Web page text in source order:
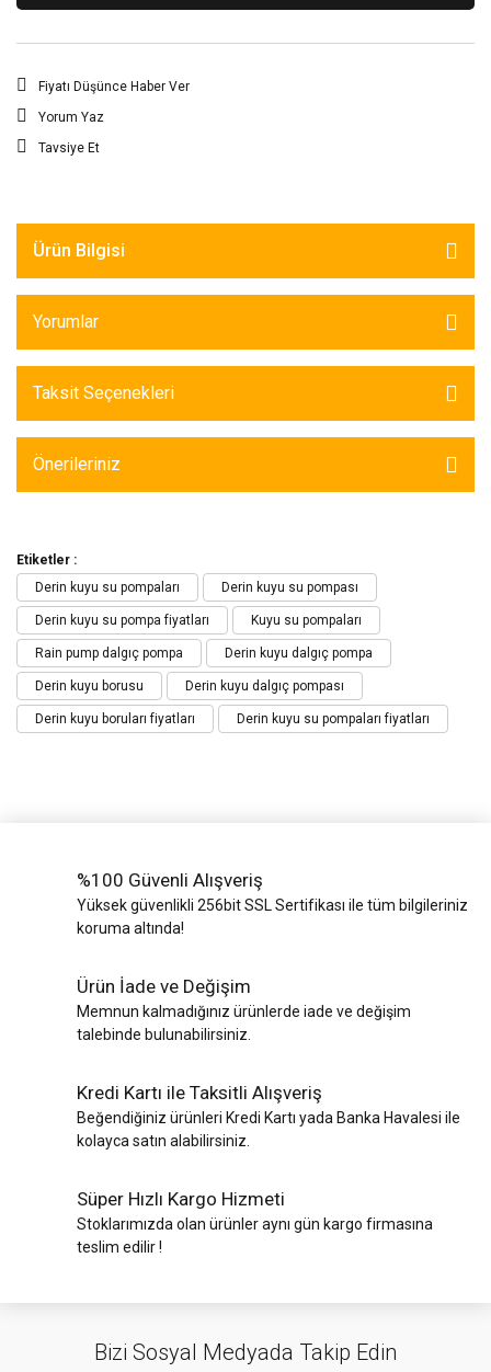
Fiyatı Düşünce Haber Ver
Yorum Yaz
Tavsiye Et
Ürün Bilgisi
Yorumlar
Taksit Seçenekleri
Önerileriniz
Etiketler :
Derin kuyu su pompaları
Derin kuyu su pompası
Derin kuyu su pompa fiyatları Kuyu su pompaları
Rain pump dalgıç pompa Derin kuyu dalgıç pompa
Derin kuyu borusu Derin kuyu dalgıç pompası
Derin kuyu boruları fiyatları Derin kuyu su pompaları fiyatları
%100 Güvenli Alışveriş
Yüksek güvenlikli 256bit SSL Sertifikası ile tüm bilgileriniz
koruma altında!
Ürün İade ve Değişim
Memnun kalmadığınız ürünlerde iade ve değişim
talebinde bulunabilirsiniz.
Kredi Kartı ile Taksitli Alışveriş
Beğendiğiniz ürünleri Kredi Kartı yada Banka Havalesi ile
kolayca satın alabilirsiniz.
Süper Hızlı Kargo Hizmeti
Stoklarımızda olan ürünler aynı gün kargo firmasına
teslim edilir !
Bizi Sosyal Medyada Takip Edin